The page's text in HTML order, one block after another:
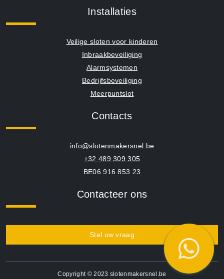
Installaties
Veilige sloten voor kinderen
Inbraakbeveiliging
Alarmsystemen
Bedrijfsbeveiliging
Meerpuntslot
Contacts
info@slotenmakersnel.be
+32 489 309 305
BE06 916 853 23
Contacteer ons
Stel uw vraag
Copyright © 2023 slotenmakersnel.be